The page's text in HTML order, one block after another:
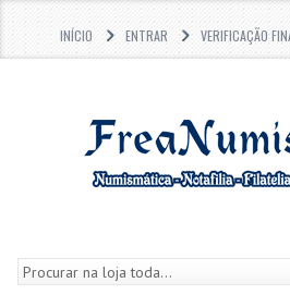
INÍCIO ENTRAR VERIFICAÇÃO